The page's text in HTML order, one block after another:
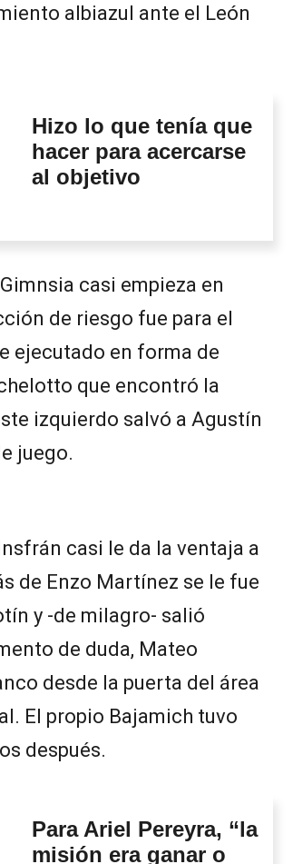
albiazul ante el León
Hizo lo que tenía que
hacer para acercarse
al objetivo
casi empieza en
de riesgo fue para el
ejecutado en forma de
que encontró la
izquierdo salvó a Agustín
juego.
casi le da la ventaja a
de Enzo Martínez se le fue
y -de milagro- salió
de duda, Mateo
desde la puerta del área
El propio Bajamich tuvo
después.
Para Ariel Pereyra, “la
misión era ganar o